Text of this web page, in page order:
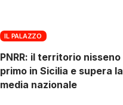
IL PALAZZO
PNRR: il territorio nisseno
primo in Sicilia e supera la
media nazionale